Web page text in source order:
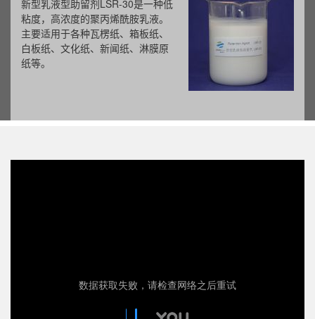
新型乳液型助留剂LSR-30是一种低
粘度，高浓度的聚丙烯酰胺乳液。
主要适用于各种瓦楞纸、箱板纸、
白板纸、文化纸、新闻纸、淋膜原
纸等。